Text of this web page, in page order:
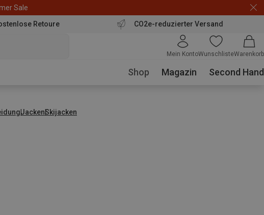
Sale
Retoure CO2e-reduzierter Versand
Mein KontoWunschlisteWarenkorb
Shop Magazin Second Hand
JackenSkijacken